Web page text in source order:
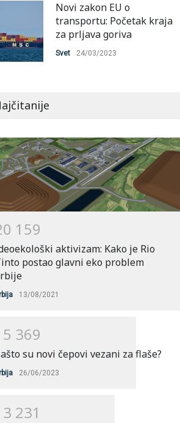
Novi zakon EU o
transportu: Početak kraja
za prljava goriva
Svet 24/03/2023
0 1 59
aktivizam: Kako je Rio
postao glavni eko problem
13/08/2021
5 369
su novi čepovi vezani za flaše?
26/06/2023
3 231